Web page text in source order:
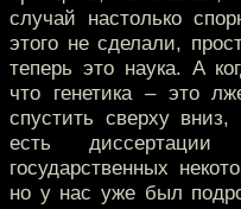
случай настолько
этого не сделали,
теперь это наука. А
что генетика – это
спустить сверху
есть
государственных
но у нас уже был